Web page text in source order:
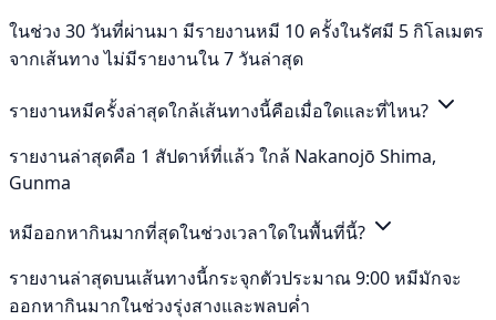
ในช่วง 30 วันที่ผ่านมา มีรายงานหมี 10 ครั้งในรัศมี 5 กิโลเมตร
จากเส้นทาง ไม่มีรายงานใน 7 วันล่าสุด
รายงานหมีครั้งล่าสุดใกล้เส้นทางนี้คือเมื่อใดและที่ไหน?
รายงานล่าสุดคือ 1 สัปดาห์ที่แล้ว ใกล้ Nakanojō Shima,
Gunma
หมีออกหากินมากที่สุดในช่วงเวลาใดในพื้นที่นี้?
รายงานล่าสุดบนเส้นทางนี้กระจุกตัวประมาณ 9:00 หมีมักจะ
ออกหากินมากในช่วงรุ่งสางและพลบค่ำ